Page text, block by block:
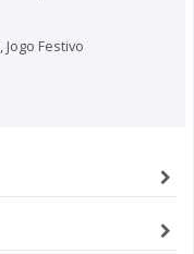
, Jogo Festivo